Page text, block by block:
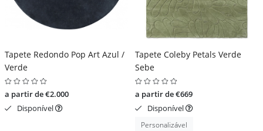
Tapete Redondo Pop Art Azul /
Verde
a partir de €2.000
Disponível
Tapete Coleby Petals Verde
Sebe
a partir de €669
Disponível
Personalizável